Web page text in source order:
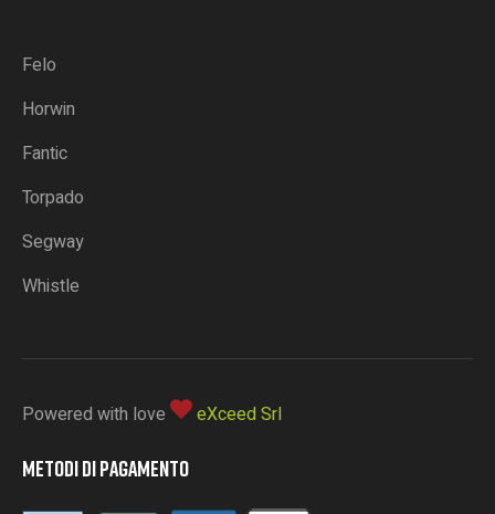
Felo
Horwin
Fantic
Torpado
Segway
Whistle
Powered with love
eXceed Srl
METODI DI PAGAMENTO